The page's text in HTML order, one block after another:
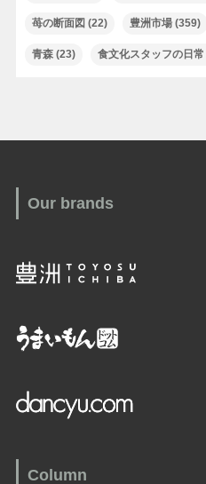
苺の断面図 (22) 豊洲市場(359)
青森(23) 食文化スタッフの日常
Our brands
Column